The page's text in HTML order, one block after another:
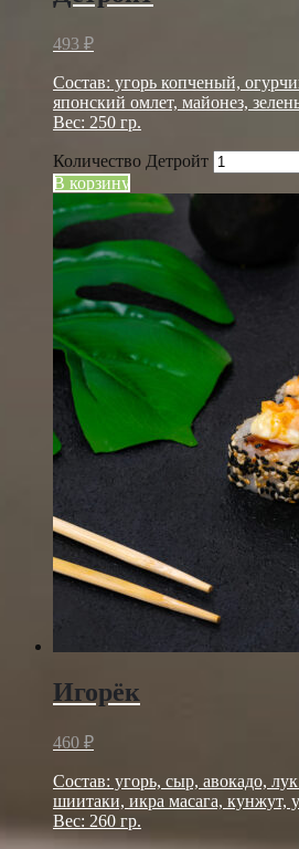
493 ₽
Состав: угорь копченый,
японский омлет, майонез,
Вес: 250 гр.
Количество Детройт
В корзину
Игорёк
460 ₽
Состав: угорь, сыр, авокадо,
шиитаки, икра масага, кунжут,
Вес: 260 гр.